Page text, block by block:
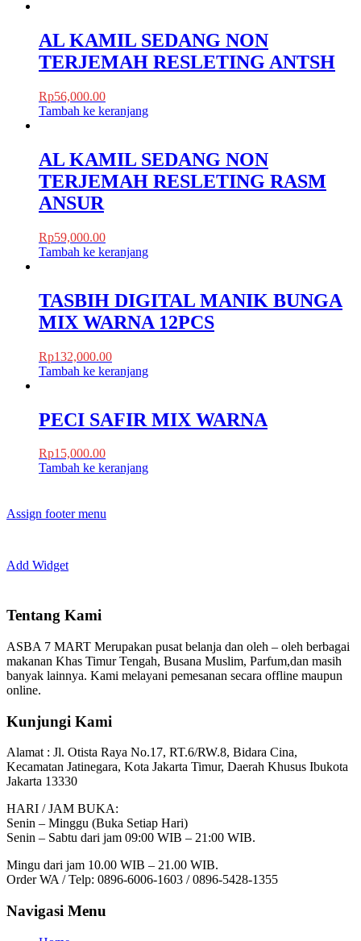
AL KAMIL SEDANG NON
TERJEMAH RESLETING ANTSH
Rp56,000.00
Tambah ke keranjang
AL KAMIL SEDANG NON
TERJEMAH RESLETING RASM
ANSUR
Rp59,000.00
Tambah ke keranjang
TASBIH DIGITAL MANIK BUNGA
MIX WARNA 12PCS
Rp132,000.00
Tambah ke keranjang
PECI SAFIR MIX WARNA
Rp15,000.00
Tambah ke keranjang
Assign footer menu
Add Widget
Tentang Kami
ASBA 7 MART Merupakan pusat belanja dan oleh – oleh berbagai
makanan Khas Timur Tengah, Busana Muslim, Parfum,dan masih
banyak lainnya. Kami melayani pemesanan secara offline maupun
online.
Kunjungi Kami
Alamat : Jl. Otista Raya No.17, RT.6/RW.8, Bidara Cina,
Kecamatan Jatinegara, Kota Jakarta Timur, Daerah Khusus Ibukota
Jakarta 13330
HARI / JAM BUKA:
Senin – Minggu (Buka Setiap Hari)
Senin – Sabtu dari jam 09:00 WIB – 21:00 WIB.
Mingu dari jam 10.00 WIB – 21.00 WIB.
Order WA / Telp: 0896-6006-1603 / 0896-5428-1355
Navigasi Menu